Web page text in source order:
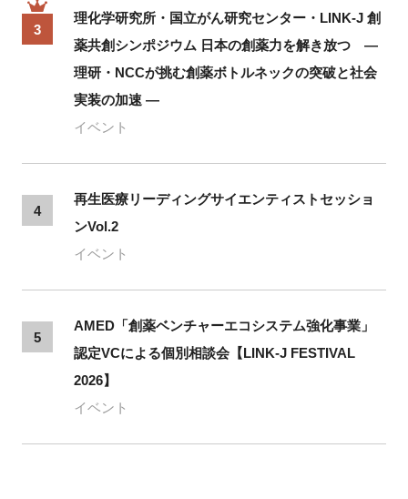
3
理化学研究所・国立がん研究センター・LINK-J 創
薬共創シンポジウム 日本の創薬力を解き放つ ―
理研・NCCが挑む創薬ボトルネックの突破と社会
実装の加速 ―
イベント
4
再生医療リーディングサイエンティストセッショ
ンVol.2
イベント
5
AMED「創薬ベンチャーエコシステム強化事業」
認定VCによる個別相談会【LINK-J FESTIVAL
2026】
イベント